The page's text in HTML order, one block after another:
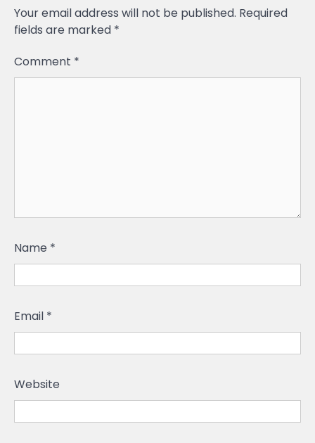
Your email address will not be published. Required
fields are marked *
Comment *
Name *
Email *
Website